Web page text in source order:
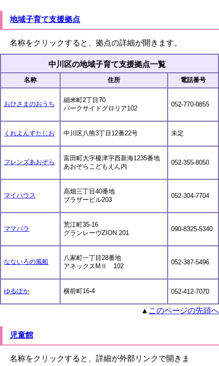
地域子育て支援拠点
名称をクリックすると、拠点の詳細が開きます。
中川区の地域子育て支援拠点一覧
名称 住所 電話番号
おひさまのおうち
細米町2丁目70
パークサイドグロリア102
052-770-0855
くれよんすたじお 中川区八熊3丁目12番22号 未定
フレンズあおぞら
富田町大字榎津字西新海1235番地
あおぞらこどもえん内
052-355-8050
マイハウス
高畑三丁目40番地
ブラザービル203
052-304-7704
ママバラ
荒江町35-16
グランレーヴZION 201
090-8325-5340
なないろの風船
八家町一丁目28番地
アネックスMⅡ 102
052-387-5496
ゆるぽか 横前町16-4 052-412-7070
▲ このページの先頭へ
児童館
名称をクリックすると、詳細が外部リンクで開きま